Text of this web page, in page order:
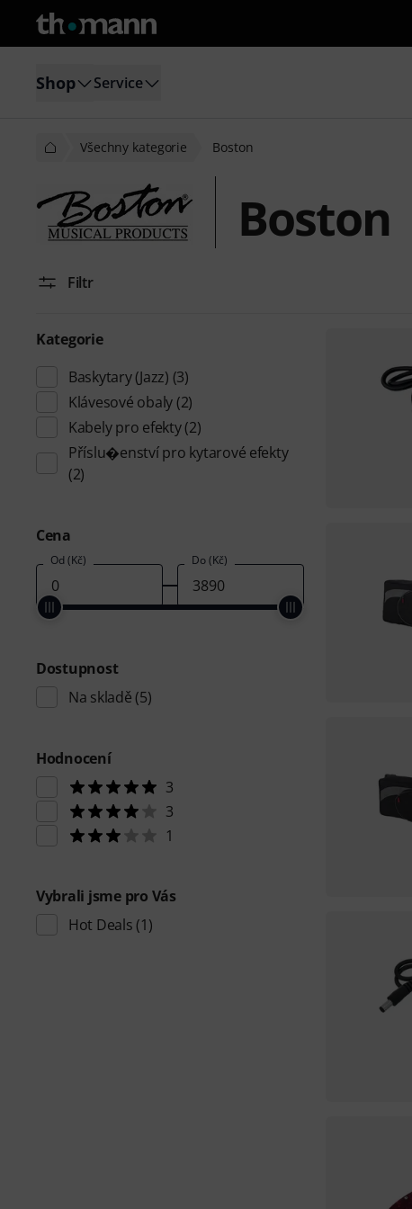
Shop Service
Všechny kategorie Boston
Boston
Filtr
Kategorie
Baskytary (Jazz) (3)
Klávesové obaly (2)
Kabely pro efekty(2)
Příslu�enství pro kytarové efekty
(2)
Cena
Od (Kč) Do (Kč)
Dostupnost
Na skladě (5)
Hodnocení
3
3
1
Vybrali jsme pro Vás
Hot Deals (1)